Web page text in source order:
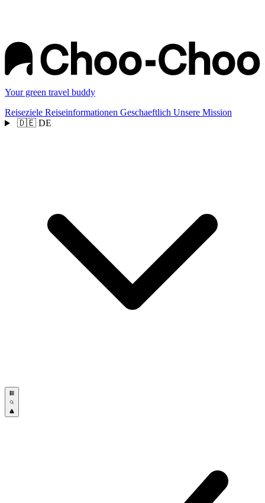
Your green travel buddy
Reiseziele Reiseinformationen Geschaeftlich Unsere Mission
🇩🇪 DE